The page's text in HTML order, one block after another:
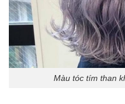
Màu tóc tím than